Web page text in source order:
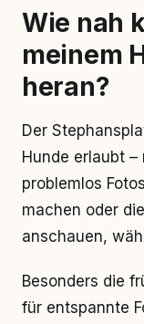
Wie nah
meinem
heran?
Der
Hunde erlaubt –
problemlos
machen oder
anschauen,
Besonders die
für entspannte